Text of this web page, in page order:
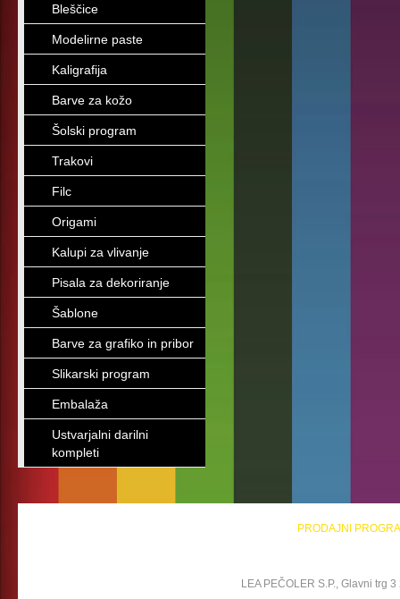
Bleščice
Modelirne paste
Kaligrafija
Barve za kožo
Šolski program
Trakovi
Filc
Origami
Kalupi za vlivanje
Pisala za dekoriranje
Šablone
Barve za grafiko in pribor
Slikarski program
Embalaža
Ustvarjalni darilni
kompleti
PRODAJNI
LEA PEČOLER S.P., Glavni trg